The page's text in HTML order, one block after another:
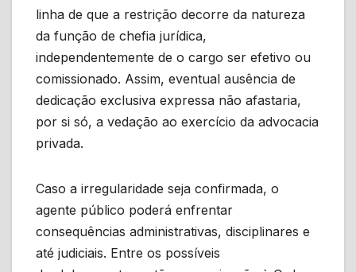
linha de que a restrição decorre da natureza
da função de chefia jurídica,
independentemente de o cargo ser efetivo ou
comissionado. Assim, eventual ausência de
dedicação exclusiva expressa não afastaria,
por si só, a vedação ao exercício da advocacia
privada.
Caso a irregularidade seja confirmada, o
agente público poderá enfrentar
consequências administrativas, disciplinares e
até judiciais. Entre os possíveis